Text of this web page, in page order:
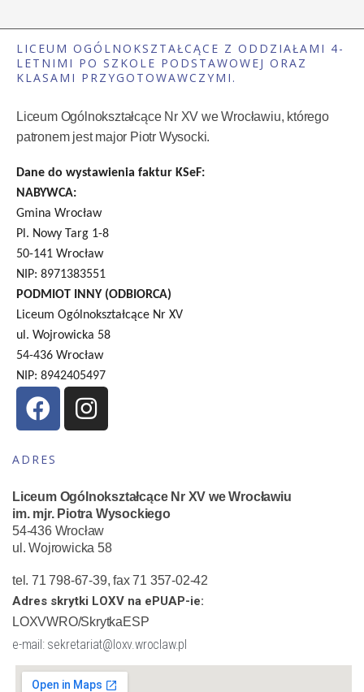
LICEUM OGÓLNOKSZTAŁCĄCE Z ODDZIAŁAMI 4-
LETNIMI PO SZKOLE PODSTAWOWEJ ORAZ
KLASAMI PRZYGOTOWAWCZYMI.
Liceum Ogólnokształcące Nr XV we Wrocławiu, którego
patronem jest major Piotr Wysocki.
Dane do wystawienia faktur KSeF:
NABYWCA:
Gmina Wrocław
Pl. Nowy Targ 1-8
50-141 Wrocław
NIP: 8971383551
PODMIOT INNY (ODBIORCA)
Liceum Ogólnokształcące Nr XV
ul. Wojrowicka 58
54-436 Wrocław
NIP: 8942405497
ADRES
Liceum Ogólnokształcące Nr XV we Wrocławiu
im. mjr. Piotra Wysockiego
54-436 Wrocław
ul. Wojrowicka 58
tel. 71 798-67-39, fax 71 357-02-42
Adres skrytki LOXV na ePUAP-ie:
LOXVWRO/SkrytkaESP
e-mail: sekretariat@loxv.wroclaw.pl